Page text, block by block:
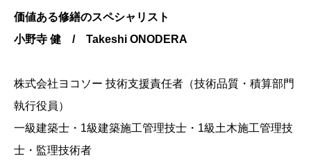
価値ある修繕のスペシャリスト
小野寺 健 / Takeshi ONODERA
株式会社ヨコソー 技術支援責任者（技術品質・積算部門
執行役員）
一級建築士・1級建築施工管理技士・1級土木施工管理技
士・監理技術者